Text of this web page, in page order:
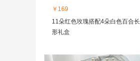
￥169
11朵红色玫瑰搭配4朵白色百合长
形礼盒